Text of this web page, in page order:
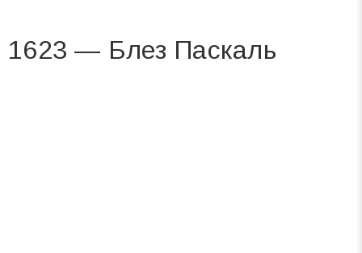
1623 — Блез Паскаль